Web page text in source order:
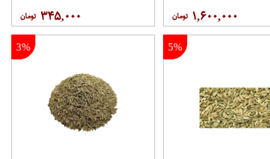
۱,۶۰۰,۰۰۰ ۳۴۵,۰۰۰
5%
3%